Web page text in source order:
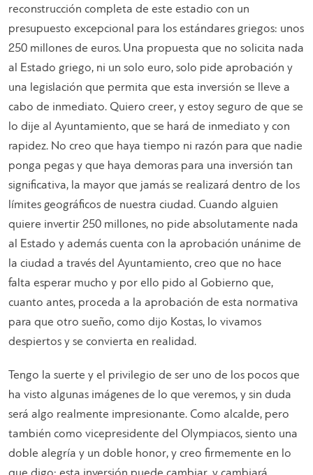
reconstrucción completa de este estadio con un
presupuesto excepcional para los estándares griegos: unos
250 millones de euros. Una propuesta que no solicita nada
al Estado griego, ni un solo euro, solo pide aprobación y
una legislación que permita que esta inversión se lleve a
cabo de inmediato. Quiero creer, y estoy seguro de que se
lo dije al Ayuntamiento, que se hará de inmediato y con
rapidez. No creo que haya tiempo ni razón para que nadie
ponga pegas y que haya demoras para una inversión tan
significativa, la mayor que jamás se realizará dentro de los
límites geográficos de nuestra ciudad. Cuando alguien
quiere invertir 250 millones, no pide absolutamente nada
al Estado y además cuenta con la aprobación unánime de
la ciudad a través del Ayuntamiento, creo que no hace
falta esperar mucho y por ello pido al Gobierno que,
cuanto antes, proceda a la aprobación de esta normativa
para que otro sueño, como dijo Kostas, lo vivamos
despiertos y se convierta en realidad.
Tengo la suerte y el privilegio de ser uno de los pocos que
ha visto algunas imágenes de lo que veremos, y sin duda
será algo realmente impresionante. Como alcalde, pero
también como vicepresidente del Olympiacos, siento una
doble alegría y un doble honor, y creo firmemente en lo